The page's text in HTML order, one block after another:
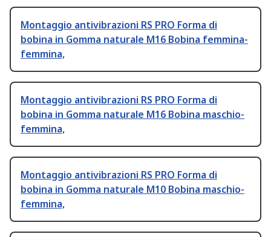
Montaggio antivibrazioni RS PRO Forma di
bobina in Gomma naturale M16 Bobina femmina-
femmina,
Montaggio antivibrazioni RS PRO Forma di
bobina in Gomma naturale M16 Bobina maschio-
femmina,
Montaggio antivibrazioni RS PRO Forma di
bobina in Gomma naturale M10 Bobina maschio-
femmina,